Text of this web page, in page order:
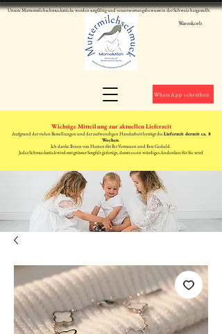
Unsere Muttermilchschmuckstücke werden sorgfältig und verantwortungsbewusst in der Schweiz hergestellt.
Warenkorb
WhatsApp schreiben
Wichtige Mitteilung zur aktuellen Lieferzeit
Aufgrund der vielen Bestellungen und der aufwendigen Handarbeit beträgt dieLieferzeit derzeit ca. 8
Wochen.
Ich danke Ihnen von Herzen für Ihr Vertrauen und Ihre Geduld.
Jedes Schmuckstück wird mit grösster Sorgfalt gefertigt, damit es ein würdiges Andenken für Sie wird